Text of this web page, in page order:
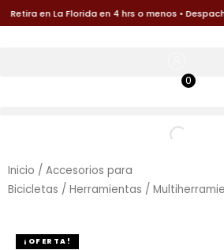
al
en La Florida en 4 hrs o menos •
0
Inicio / Accesorios para
Bicicletas / Herramientas /
¡OFERTA!